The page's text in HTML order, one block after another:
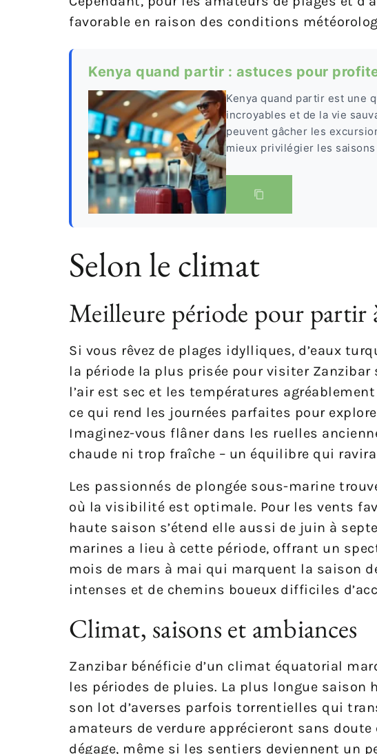
favorable en raison des conditions
Kenya quand partir : astuces pour
Kenya quand partir est une
incroyables et de la vie
peuvent gâcher les
mieux privilégier les
Selon le climat
Meilleure période pour partir
Si vous rêvez de plages idylliques, d’eaux
la période la plus prisée pour visiter Zanzibar
l’air est sec et les températures
ce qui rend les journées parfaites pour
Imaginez-vous flâner dans les ruelles
chaude ni trop fraîche – un équilibre qui
Les passionnés de plongée sous-marine
où la visibilité est optimale. Pour les vents
haute saison s’étend elle aussi de juin à
marines a lieu à cette période, offrant un
mois de mars à mai qui marquent la saison
intenses et de chemins boueux difficiles
Climat, saisons et ambiances
Zanzibar bénéficie d’un climat équatorial
les périodes de pluies. La plus longue saison
son lot d’averses parfois torrentielles qui
amateurs de verdure apprécieront sans
dégage, même si les sentiers deviennent un